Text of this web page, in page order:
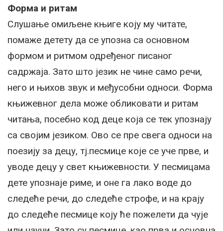
Форма и ритам
Слушање омиљене књиге коју му читате,
помаже детету да се упозна са основном
формом и ритмом одређеног писаног
садржаја. Зато што језик не чине само речи,
него и њихов звук и међусобни односи. Форма
књижевног дела може обликовати и ритам
читања, посебно код деце која се тек упознају
са својим језиком. Ово се пре свега односи на
поезију за децу, тј.песмице које се уче прве, и
уводе децу у свет књижевности. У песмицама
дете упознаје риме, и оне га лако воде до
следеће речи, до следеће строфе, и на крају
до следеће песмице коју ће пожелети да чује